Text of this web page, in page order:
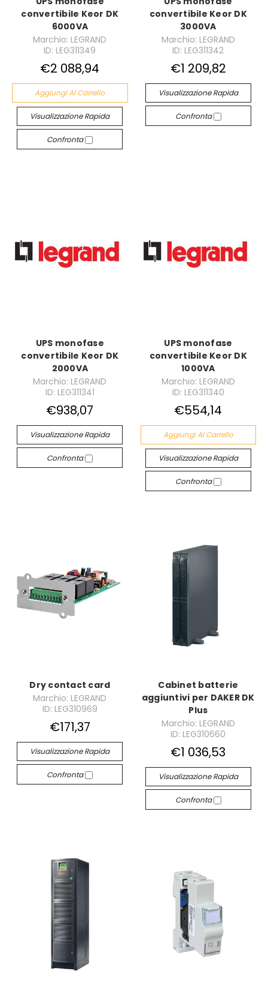
convertibile Keor DK
6000VA
Marchio: LEGRAND
ID: LEG311349
€2 088,94
Aggiungi Al Carrello
Visualizzazione Rapida
Confronta
convertibile Keor DK
3000VA
Marchio: LEGRAND
ID: LEG311342
€1 209,82
Visualizzazione Rapida
Confronta
UPS monofase
convertibile Keor DK
2000VA
Marchio: LEGRAND
ID: LEG311341
€938,07
Visualizzazione Rapida
Confronta
UPS monofase
convertibile Keor DK
1000VA
Marchio: LEGRAND
ID: LEG311340
€554,14
Aggiungi Al Carrello
Visualizzazione Rapida
Confronta
Dry contact card
Marchio: LEGRAND
ID: LEG310969
€171,37
Visualizzazione Rapida
Confronta
Cabinet batterie
aggiuntivi per DAKER DK
Plus
Marchio: LEGRAND
ID: LEG310660
€1 036,53
Visualizzazione Rapida
Confronta